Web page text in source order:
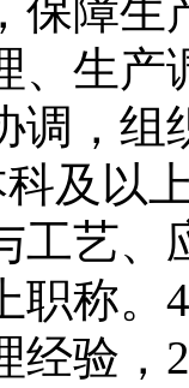
保障生
、生产
调，组
及以
工艺
职称。 4
验， 2